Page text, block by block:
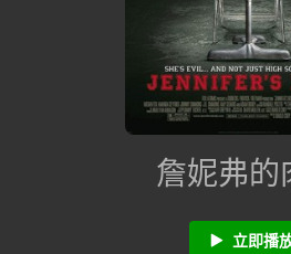
詹妮弗的
立即播